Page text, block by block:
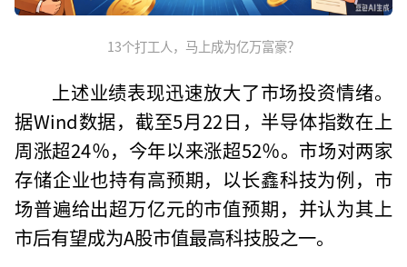
13个打工人，马上成为亿万富豪？
上述业绩表现迅速放大了市场投资情绪。
据Wind数据，截至5月22日，半导体指数在上
周涨超24％，今年以来涨超52％。市场对两家
存储企业也持有高预期，以长鑫科技为例，市
场普遍给出超万亿元的市值预期，并认为其上
市后有望成为A股市值最高科技股之一。